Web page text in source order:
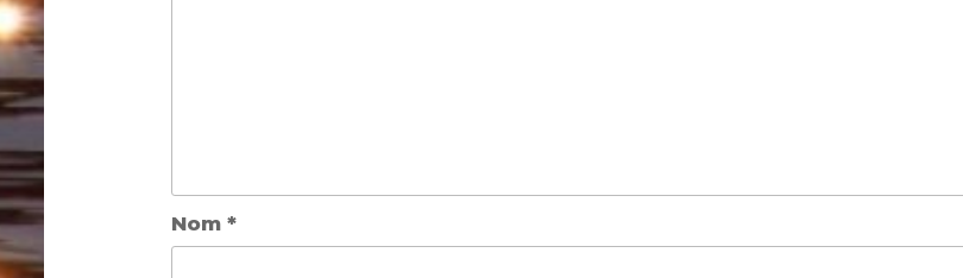
Nom*